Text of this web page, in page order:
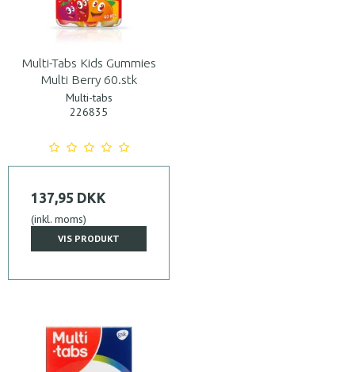
Multi-Tabs Kids Gummies
Multi Berry 60.stk
Multi-tabs
226835
137,95 DKK
(inkl. moms)
VIS PRODUKT